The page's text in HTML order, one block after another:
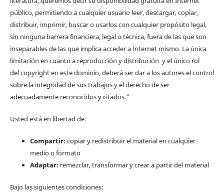
público, permitiendo a cualquier usuario leer, descargar, copiar,
distribuir, imprimir, buscar o usarlos con cualquier propósito legal,
sin ninguna barrera financiera, legal o técnica, fuera de las que son
inseparables de las que implica acceder a Internet mismo. La única
limitación en cuanto a reproducción y distribución y el único rol
del copyright en este dominio, deberá ser dar a los autores el control
sobre la integridad de sus trabajos y el derecho de ser
adecuadamente reconocidos y citados."
Usted está en libertad de:
Compartir:copiar y redistribuir el material en cualquier
medio o formato
Adaptar:remezclar, transformar y crear a partir del material
Bajo las siguientes condiciones: